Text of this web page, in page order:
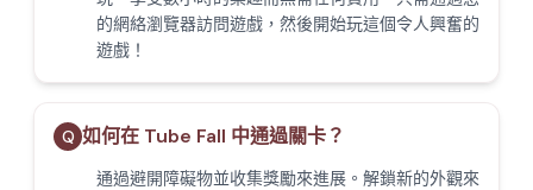
的網絡瀏覽器訪問遊戲，然後開始玩這個令人興奮的
遊戲！
Q 如何在 Tube Fall 中通過關卡？
通過避開障礙物並收集獎勵來進展。解鎖新的外觀來